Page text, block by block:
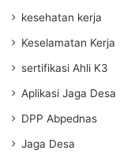
kesehatan kerja
Keselamatan Kerja
sertifikasi Ahli K3
Aplikasi Jaga Desa
DPP Abpednas
Jaga Desa